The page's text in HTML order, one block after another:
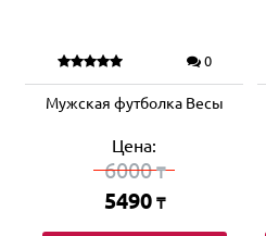
0
Мужская футболка Весы
Цена:
6000₸
5490 ₸